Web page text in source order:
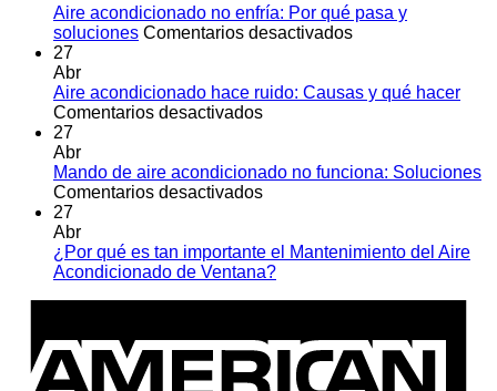
Aire acondicionado no enfría: Por qué pasa y
soluciones Comentarios desactivadosen
no
pasa
27
Abr
Aire acondicionado hace ruido: Causas y qué hacer
Comentarios desactivadosen
hace
ruido:
qué
hacer
27
Abr
Mando de aire acondicionado no funciona: Soluciones
Comentarios desactivadosen
aire
acondicionado
27
Abr
¿Por qué es tan importante el Mantenimiento del Aire
Acondicionado de Ventana?No
¿Por
qué